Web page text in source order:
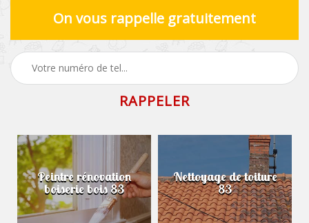
On vous rappelle gratuitement
Peintre rénovation
boiserie bois 83
Nettoyage de toiture
83